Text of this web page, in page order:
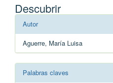
Descubrir
Autor
Aguerre, María Luisa
Palabras claves